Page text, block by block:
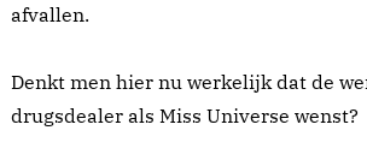
afvallen.
Denkt men hier nu werkelijk dat de
drugsdealer als Miss Universe wenst?